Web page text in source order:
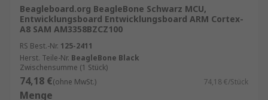
Beagleboard.org BeagleBone Schwarz MCU,
Entwicklungsboard Entwicklungsboard ARM Cortex-
A8 SAM AM3358BZCZ100
RS Best.-Nr. 125-2411
Herst. Teile-Nr. BeagleBone Black
Zwischensumme (1 Stück)
74,18 €(ohne MwSt.) 74,18 €/Stück
Menge